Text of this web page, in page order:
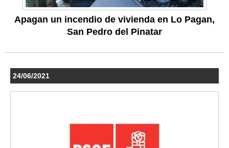
Apagan un incendio de vivienda en Lo Pagan,
San Pedro del Pinatar
24/06/2021